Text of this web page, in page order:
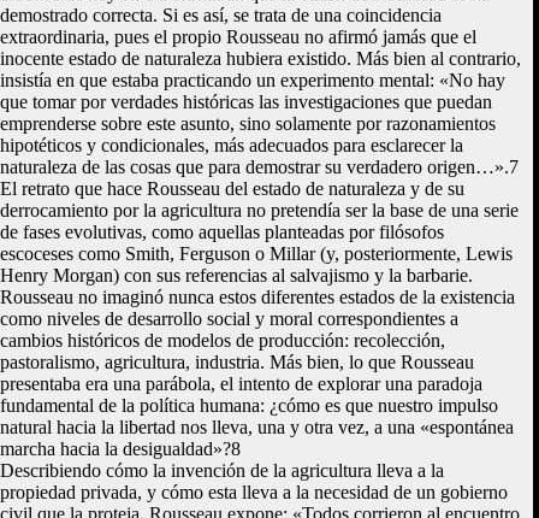
demostrado correcta. Si es así, se trata de una coincidencia
extraordinaria, pues el propio Rousseau no afirmó jamás que el
inocente estado de naturaleza hubiera existido. Más bien al contrario,
insistía en que estaba practicando un experimento mental: «No hay
que tomar por verdades históricas las investigaciones que puedan
emprenderse sobre este asunto, sino solamente por razonamientos
hipotéticos y condicionales, más adecuados para esclarecer la
naturaleza de las cosas que para demostrar su verdadero origen…».7
El retrato que hace Rousseau del estado de naturaleza y de su
derrocamiento por la agricultura no pretendía ser la base de una serie
de fases evolutivas, como aquellas planteadas por filósofos
escoceses como Smith, Ferguson o Millar (y, posteriormente, Lewis
Henry Morgan) con sus referencias al salvajismo y la barbarie.
Rousseau no imaginó nunca estos diferentes estados de la existencia
como niveles de desarrollo social y moral correspondientes a
cambios históricos de modelos de producción: recolección,
pastoralismo, agricultura, industria. Más bien, lo que Rousseau
presentaba era una parábola, el intento de explorar una paradoja
fundamental de la política humana: ¿cómo es que nuestro impulso
natural hacia la libertad nos lleva, una y otra vez, a una «espontánea
marcha hacia la desigualdad»?8
Describiendo cómo la invención de la agricultura lleva a la
propiedad privada, y cómo esta lleva a la necesidad de un gobierno
civil que la proteja, Rousseau expone: «Todos corrieron al encuentro